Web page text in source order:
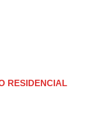
RESIDENCIAL